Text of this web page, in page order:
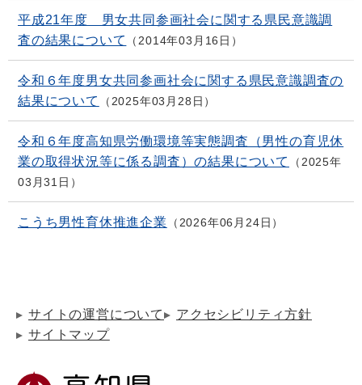
平成21年度 男女共同参画社会に関する県民意識調
査の結果について
2014年03月16日
令和６年度男女共同参画社会に関する県民意識調査の
結果について
2025年03月28日
令和６年度高知県労働環境等実態調査（男性の育児休
業の取得状況等に係る調査）の結果について
2025年
03月31日
こうち男性育休推進企業 2026年06月24日
サイトの運営について
アクセシビリティ方針
サイトマップ